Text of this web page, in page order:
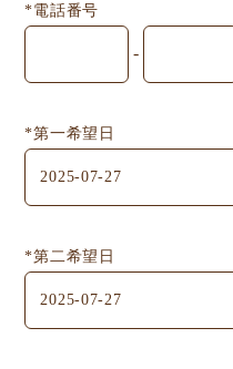
*電話番号
-
*第一希望日
*第二希望日